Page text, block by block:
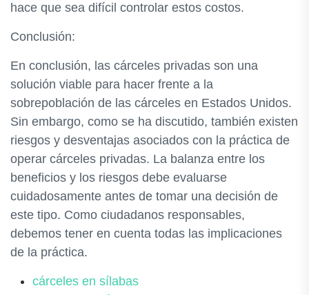
hace que sea difícil controlar estos costos.
Conclusión:
En conclusión, las cárceles privadas son una
solución viable para hacer frente a la
sobrepoblación de las cárceles en Estados Unidos.
Sin embargo, como se ha discutido, también existen
riesgos y desventajas asociados con la práctica de
operar cárceles privadas. La balanza entre los
beneficios y los riesgos debe evaluarse
cuidadosamente antes de tomar una decisión de
este tipo. Como ciudadanos responsables,
debemos tener en cuenta todas las implicaciones
de la práctica.
cárceles en sílabas